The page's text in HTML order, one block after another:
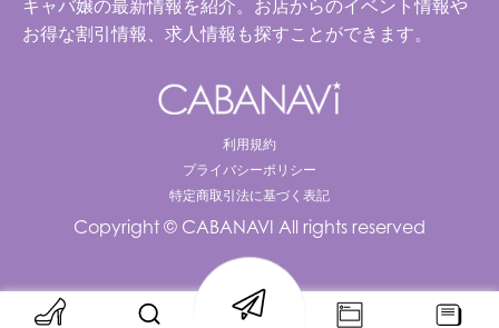
キャバ嬢の最新情報を紹介。お店からのイベント情報や
お得な割引情報、求人情報も探すことができます。
利用規約
プライバシーポリシー
特定商取引法に基づく表記
Copyright © CABANAVI All rights reserved